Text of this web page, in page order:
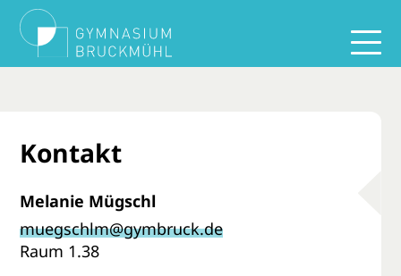
Kontakt
Melanie Mügschl
muegschlm@gymbruck.de
Raum 1.38